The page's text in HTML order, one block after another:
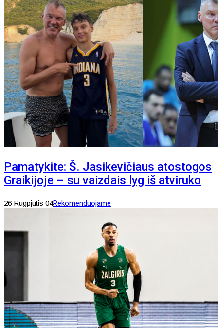
Pamatykite: Š. Jasikevičiaus atostogos
Graikijoje – su vaizdais lyg iš atviruko
26 Rugpjūtis 04Rekomenduojame